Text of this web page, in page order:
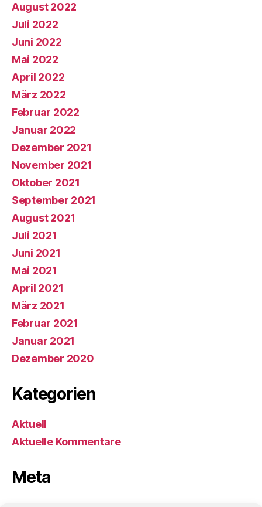
August 2022
Juli 2022
Juni 2022
Mai 2022
April 2022
März 2022
Februar 2022
Januar 2022
Dezember 2021
November 2021
Oktober 2021
September 2021
August 2021
Juli 2021
Juni 2021
Mai 2021
April 2021
März 2021
Februar 2021
Januar 2021
Dezember 2020
Kategorien
Aktuell
Aktuelle Kommentare
Meta